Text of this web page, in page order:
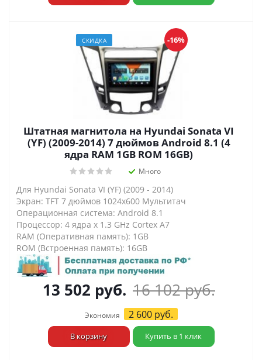
СКИДКА -16%
Штатная магнитола на Hyundai Sonata VI
(YF) (2009-2014) 7 дюймов Android 8.1 (4
ядра RAM 1GB ROM 16GB)
Много
Для Hyundai Sonata VI (YF) (2009 - 2014)
Экран: TFT 7 дюймов 1024х600 Мультитач
Операционная система: Android 8.1
Процессор: 4 ядра х 1.3 GHz Cortex A7
RAM (Оперативная память): 1GB
ROM (Встроенная память): 16GB
13 502 руб. 16 102руб.
Экономия 2 600руб.
В корзину Купить в 1 клик